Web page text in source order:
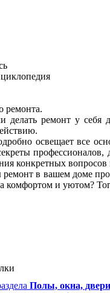
ремонта.
делать ремонт у себя
освещает все
конкретных вопросов
в вашем доме
комфортом и уютом?
Полы, окна,